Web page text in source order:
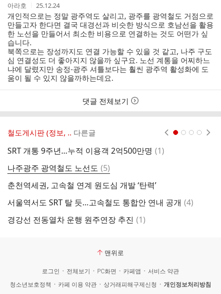
작
성
자
아라호
작
성
시
간
25.12.24
개인적으로는 정말 광주역도 살리고, 광주를 광역철도 거점으로
만들고자 한다면 결국 대경선과 비슷한 방식으로 호남선을 활용
한 노선을 만들어서 최소한 비용으로 연결하는 것도 어떤가 싶
습니다.
북쪽으로는 장성까지도 연결 가능할 수 있을 것 같고, 나주 구도
심 연결성도 더 좋아지지 않을까 싶구요. 노선 계통을 어찌하느
냐에 달렸지만 송정-광주 셔틀보다는 훨씬 광주역 활성화에 도
움이 될 수 있지 않을까하는데요.
댓글 전체보기
철도게시판 (정보, .. 다른글
SRT 개통 9주년…누적 이용객 2억500만명 댓
(1)
나주광주 광역철도 노선도 댓
글
(5)
춘천역세권, 고속철 연계 원도심 개발 ‘탄력’
서울역서도 SRT 탈 듯…고속철도 통합안 연내 공개 댓
(4)
경강선 전동열차 운행 원주연장 추진 댓
(1)
맨위로
로그인 전체보기 PC화면 카페앱
서비스 약관
청소년보호정책
카페 이용 약관 상거래피해구제신청 개인정보처리방침